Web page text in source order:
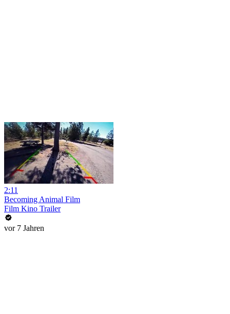
2:11
Becoming Animal Film
Film Kino Trailer
vor 7 Jahren